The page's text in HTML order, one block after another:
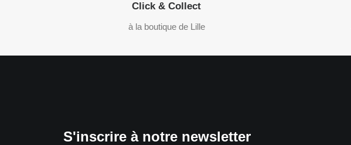
Click & Collect
à la boutique de Lille
S'inscrire à notre newsletter